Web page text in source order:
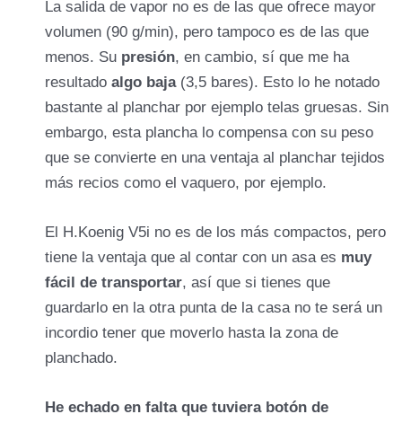
La salida de vapor no es de las que ofrece mayor
volumen (90 g/min), pero tampoco es de las que
menos. Su presión, en cambio, sí que me ha
resultado algo baja (3,5 bares). Esto lo he notado
bastante al planchar por ejemplo telas gruesas. Sin
embargo, esta plancha lo compensa con su peso
que se convierte en una ventaja al planchar tejidos
más recios como el vaquero, por ejemplo.
El H.Koenig V5i no es de los más compactos, pero
tiene la ventaja que al contar con un asa es muy
fácil de transportar, así que si tienes que
guardarlo en la otra punta de la casa no te será un
incordio tener que moverlo hasta la zona de
planchado.
He echado en falta que tuviera botón de